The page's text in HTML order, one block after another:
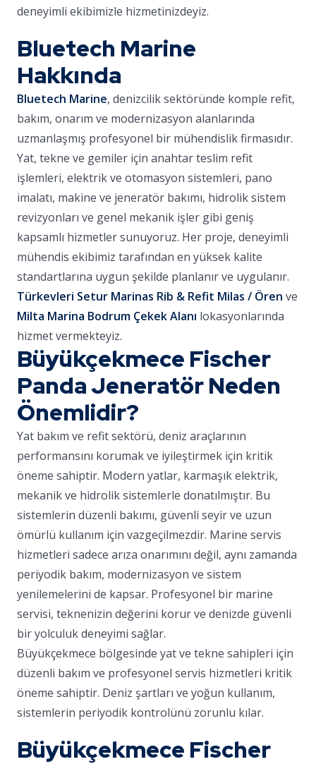
deneyimli ekibimizle hizmetinizdeyiz.
Bluetech Marine
Hakkında
Bluetech Marine, denizcilik sektöründe komple refit,
bakım, onarım ve modernizasyon alanlarında
uzmanlaşmış profesyonel bir mühendislik firmasıdır.
Yat, tekne ve gemiler için anahtar teslim refit
işlemleri, elektrik ve otomasyon sistemleri, pano
imalatı, makine ve jeneratör bakımı, hidrolik sistem
revizyonları ve genel mekanik işler gibi geniş
kapsamlı hizmetler sunuyoruz. Her proje, deneyimli
mühendis ekibimiz tarafından en yüksek kalite
standartlarına uygun şekilde planlanır ve uygulanır.
Türkevleri Setur Marinas Rib & Refit Milas / Ören ve
Milta Marina Bodrum Çekek Alanı lokasyonlarında
hizmet vermekteyiz.
Büyükçekmece Fischer
Panda Jeneratör Neden
Önemlidir?
Yat bakım ve refit sektörü, deniz araçlarının
performansını korumak ve iyileştirmek için kritik
öneme sahiptir. Modern yatlar, karmaşık elektrik,
mekanik ve hidrolik sistemlerle donatılmıştır. Bu
sistemlerin düzenli bakımı, güvenli seyir ve uzun
ömürlü kullanım için vazgeçilmezdir. Marine servis
hizmetleri sadece arıza onarımını değil, aynı zamanda
periyodik bakım, modernizasyon ve sistem
yenilemelerini de kapsar. Profesyonel bir marine
servisi, teknenizin değerini korur ve denizde güvenli
bir yolculuk deneyimi sağlar.
Büyükçekmece bölgesinde yat ve tekne sahipleri için
düzenli bakım ve profesyonel servis hizmetleri kritik
öneme sahiptir. Deniz şartları ve yoğun kullanım,
sistemlerin periyodik kontrolünü zorunlu kılar.
Büyükçekmece Fischer